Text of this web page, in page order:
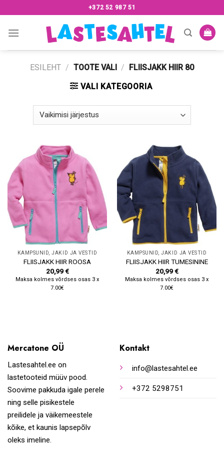
to
content
+372 52 987 51
ESILEHT / TOOTE VALI / FLIISJAKK HIIR 80
VALI KATEGOORIA
KAMPSUNID, JAKID JA VESTID
FLIISJAKK HIIR ROOSA
20,99€
Maksa kolmes võrdses osas 3 x
7.00€
KAMPSUNID, JAKID JA VESTID
FLIISJAKK HIIR TUMESININE
20,99€
Maksa kolmes võrdses osas 3 x
7.00€
Mercatone OÜ
Lastesahtel.ee on
lastetooteid müüv pood.
Soovime pakkuda igale perele
ning selle pisikestele
preilidele ja väikemeestele
kõike, et kaunis lapsepõlv
oleks imeline.
Kontakt
info@lastesahtel.ee
+372 5298751